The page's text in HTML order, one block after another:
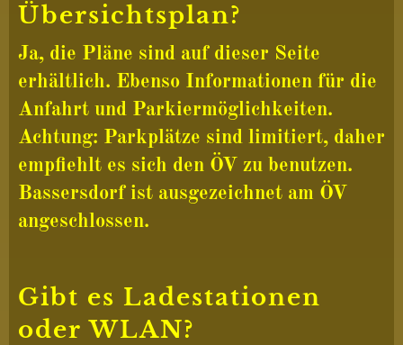
Übersichtsplan?
Ja, die Pläne sind auf dieser Seite
erhältlich. Ebenso Informationen für die
Anfahrt und Parkiermöglichkeiten.
Achtung: Parkplätze sind limitiert, daher
empfiehlt es sich den ÖV zu benutzen.
Bassersdorf ist ausgezeichnet am ÖV
angeschlossen.
Gibt es Ladestationen
oder WLAN?